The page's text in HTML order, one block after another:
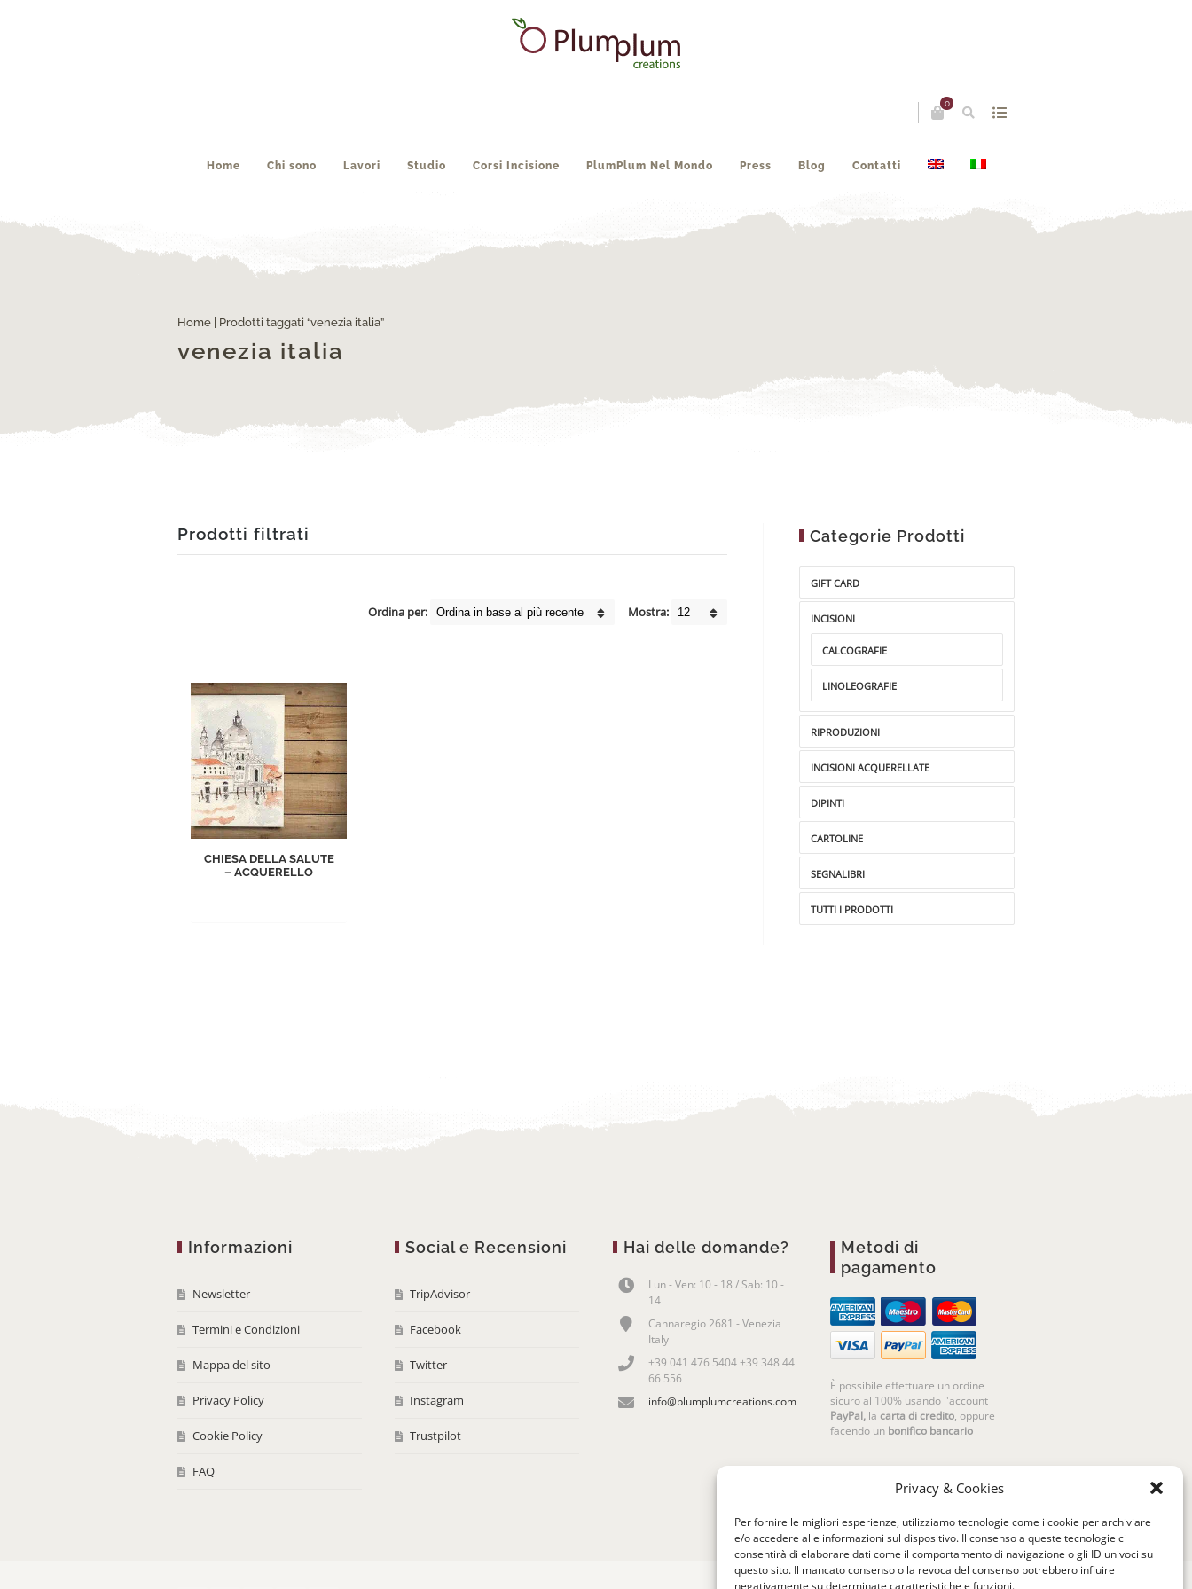
Privacy & Cookies
Per fornire le migliori esperienze, utilizziamo tecnologie come i cookie per archiviare
e/o accedere alle informazioni sul dispositivo. Il consenso a queste tecnologie ci
consentirà di elaborare dati come il comportamento di navigazione o gli ID univoci su
questo sito. Il mancato consenso o la revoca del consenso potrebbero influire
negativamente su determinate caratteristiche e funzioni.
0
Home Chi sono Lavori Studio Corsi Incisione PlumPlum Nel Mondo Press Blog Contatti
Home | Prodotti taggati “venezia italia”
venezia italia
Prodotti filtrati
Mostra:
Ordina per:
CHIESA DELLA SALUTE
– ACQUERELLO
Categorie Prodotti
GIFT CARD
INCISIONI
CALCOGRAFIE
LINOLEOGRAFIE
RIPRODUZIONI
INCISIONI ACQUERELLATE
DIPINTI
CARTOLINE
SEGNALIBRI
TUTTI I PRODOTTI
Informazioni
Newsletter
Termini e Condizioni
Mappa del sito
Privacy Policy
Cookie Policy
FAQ
Social e Recensioni
TripAdvisor
Facebook
Twitter
Instagram
Trustpilot
Hai delle domande?
Lun - Ven: 10 - 18 / Sab: 10 -
14
Cannaregio 2681 - Venezia
Italy
+39 041 476 5404 +39 348 44
66 556
info@plumplumcreations.com
Metodi di
pagamento
È possibile effettuare un ordine
sicuro al 100% usando l'account
PayPal, lacarta di credito, oppure
facendo un bonifico bancario